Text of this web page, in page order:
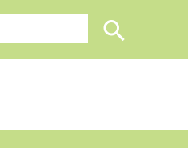
Suche nach: